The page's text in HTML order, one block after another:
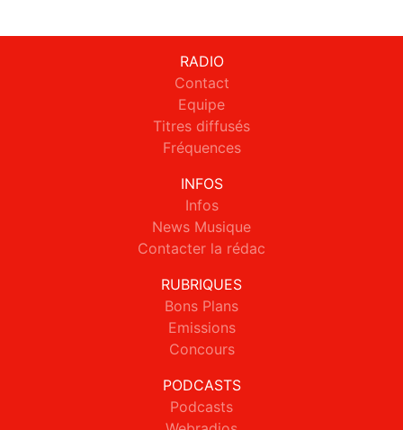
RADIO
Contact
Equipe
Titres diffusés
Fréquences
INFOS
Infos
News Musique
Contacter la rédac
RUBRIQUES
Bons Plans
Emissions
Concours
PODCASTS
Podcasts